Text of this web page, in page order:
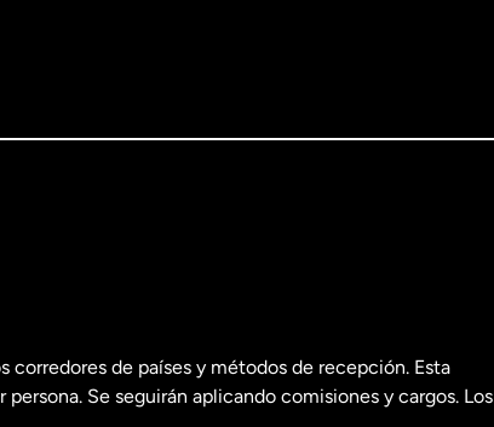
de países y métodos de recepción. Esta
Se seguirán aplicando comisiones y cargos. Los